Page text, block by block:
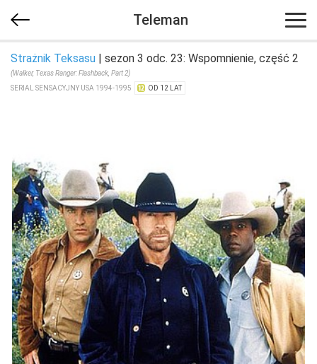
Teleman
Strażnik Teksasu | sezon 3 odc. 23: Wspomnienie, część 2
(Walker, Texas Ranger: Flashback, Part 2)
SERIAL SENSACYJNY USA 1994-1995
OD 12 LAT